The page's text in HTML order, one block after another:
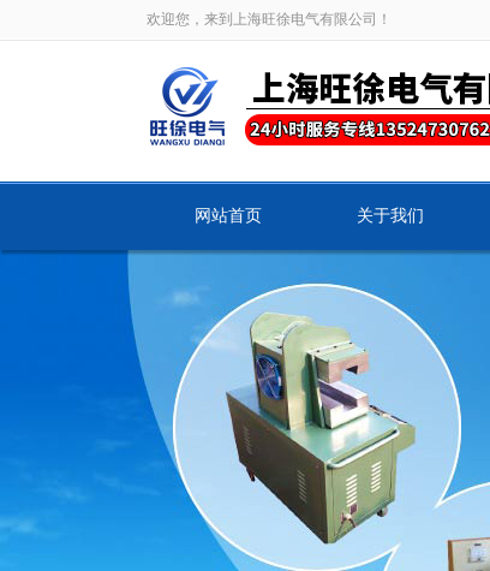
欢迎您，来到上海旺徐电气有限公司！
网站首页 关于我们